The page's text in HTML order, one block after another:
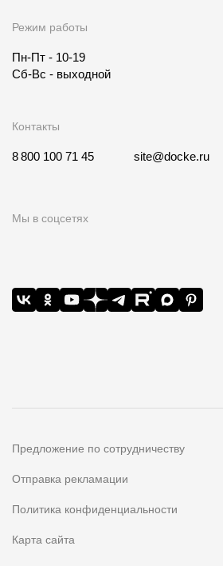
Режим работы
Пн-Пт - 10-19
Сб-Вс - выходной
Контакты
8 800 100 71 45 site@docke.ru
Мы в соцсетях
Предложение по сотрудничеству
Отправка рекламации
Политика конфиденциальности
Карта сайта